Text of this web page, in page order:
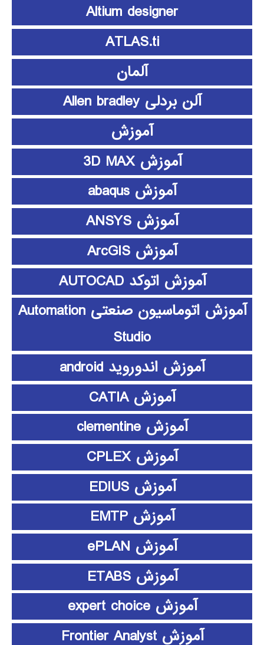
Altium designer
ATLAS.ti
آلمان
آلن بردلی Allen bradley
آموزش
آموزش 3D MAX
آموزش abaqus
آموزش ANSYS
آموزش ArcGIS
آموزش اتوکد AUTOCAD
آموزش اتوماسیون صنعتی Automation
Studio
آموزش اندوروید android
آموزش CATIA
آموزش clementine
آموزش CPLEX
آموزش EDIUS
آموزش EMTP
آموزش ePLAN
آموزش ETABS
آموزش expert choice
آموزش Frontier Analyst